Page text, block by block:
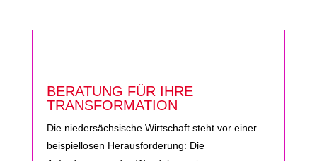
BERATUNG FÜR IHRE
TRANSFORMATION
Die niedersächsische Wirtschaft steht vor einer
beispiellosen Herausforderung: Die